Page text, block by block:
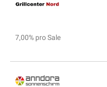
7,00% pro Sale